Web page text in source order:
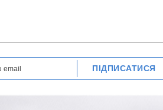
ПІДПИСАТИСЯ